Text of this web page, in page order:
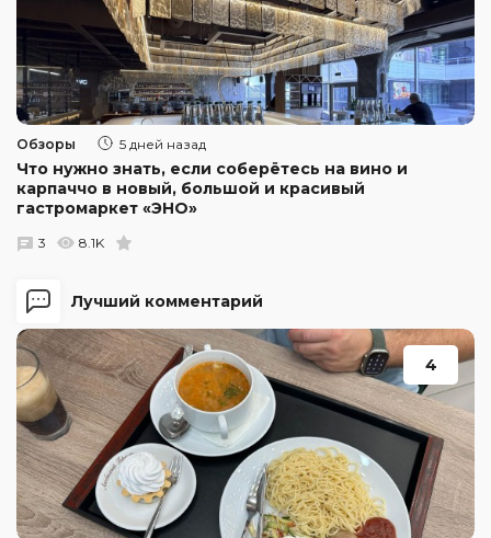
Лучший комментарий
4
Обзоры 5 дней назад
Что нужно знать, если соберётесь на вино и
карпаччо в новый, большой и красивый
гастромаркет «ЭНО»
3 8.1K